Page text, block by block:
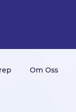
Om Oss